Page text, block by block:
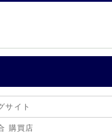
サイト
購買店